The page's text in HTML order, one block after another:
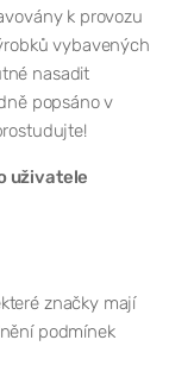
k provozu
vybavených
nasadit
popsáno v
uživatele
značky mají
podmínek